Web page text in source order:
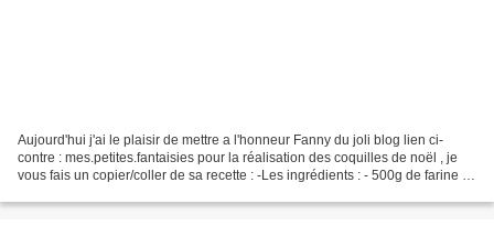
Aujourd'hui j'ai le plaisir de mettre a l'honneur Fanny du joli blog lien ci-
contre : mes.petites.fantaisies pour la réalisation des coquilles de noël , je
vous fais un copier/coller de sa recette : -Les ingrédients : - 500g de farine -